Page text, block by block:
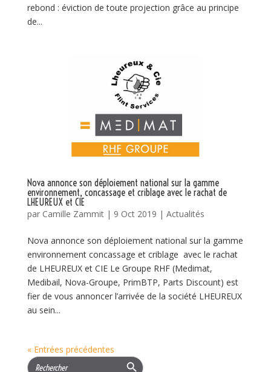
rebond : éviction de toute projection grâce au principe
de...
Nova annonce son déploiement national sur la gamme
environnement, concassage et criblage avec le rachat de
LHEUREUX et CIE
par Camille Zammit| 9 Oct 2019 | Actualités
Nova annonce son déploiement national sur la gamme
environnement concassage et criblage avec le rachat
de LHEUREUX et CIE Le Groupe RHF (Medimat,
Medibail, Nova-Groupe, PrimBTP, Parts Discount) est
fier de vous annoncer l’arrivée de la société LHEUREUX
au sein...
« Entrées précédentes
Search
for:
Search Button